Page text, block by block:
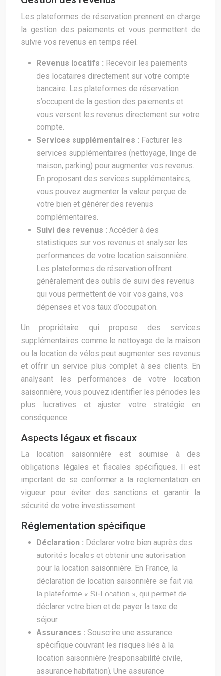
Les plateformes de réservation prennent en charge
la gestion des paiements et vous permettent de
suivre vos revenus en temps réel.
Revenus locatifs : Recevoir les paiements
des locataires directement sur votre compte
bancaire. Les plateformes de réservation
s’occupent de la gestion des paiements et
vous versent les revenus directement sur votre
compte.
Services supplémentaires : Facturer les
services supplémentaires (nettoyage, linge de
maison, parking) pour augmenter vos revenus.
En proposant des services supplémentaires,
vous pouvez augmenter la valeur perçue de
votre bien et générer des revenus
complémentaires.
Suivi des revenus : Accéder à des
statistiques sur vos revenus et analyser les
performances de votre location saisonnière.
Les plateformes de réservation offrent
généralement des outils de suivi des revenus
qui vous permettent de voir vos gains, vos
dépenses et vos taux d’occupation.
Un propriétaire qui propose des services
supplémentaires comme le nettoyage de la maison
ou la location de vélos peut augmenter ses revenus
et offrir un service plus complet à ses clients. En
analysant les performances de votre location
saisonnière, vous pouvez identifier les périodes les
plus lucratives et ajuster votre stratégie en
conséquence.
Aspects légaux et fiscaux
La location saisonnière est soumise à des
obligations légales et fiscales spécifiques. Il est
important de se conformer à la réglementation en
vigueur pour éviter des sanctions et garantir la
sécurité de votre investissement.
Réglementation spécifique
Déclaration : Déclarer votre bien auprès des
autorités locales et obtenir une autorisation
pour la location saisonnière. En France, la
déclaration de location saisonnière se fait via
la plateforme « Si-Location », qui permet de
déclarer votre bien et de payer la taxe de
séjour.
Assurances : Souscrire une assurance
spécifique couvrant les risques liés à la
location saisonnière (responsabilité civile,
assurance habitation). Une assurance